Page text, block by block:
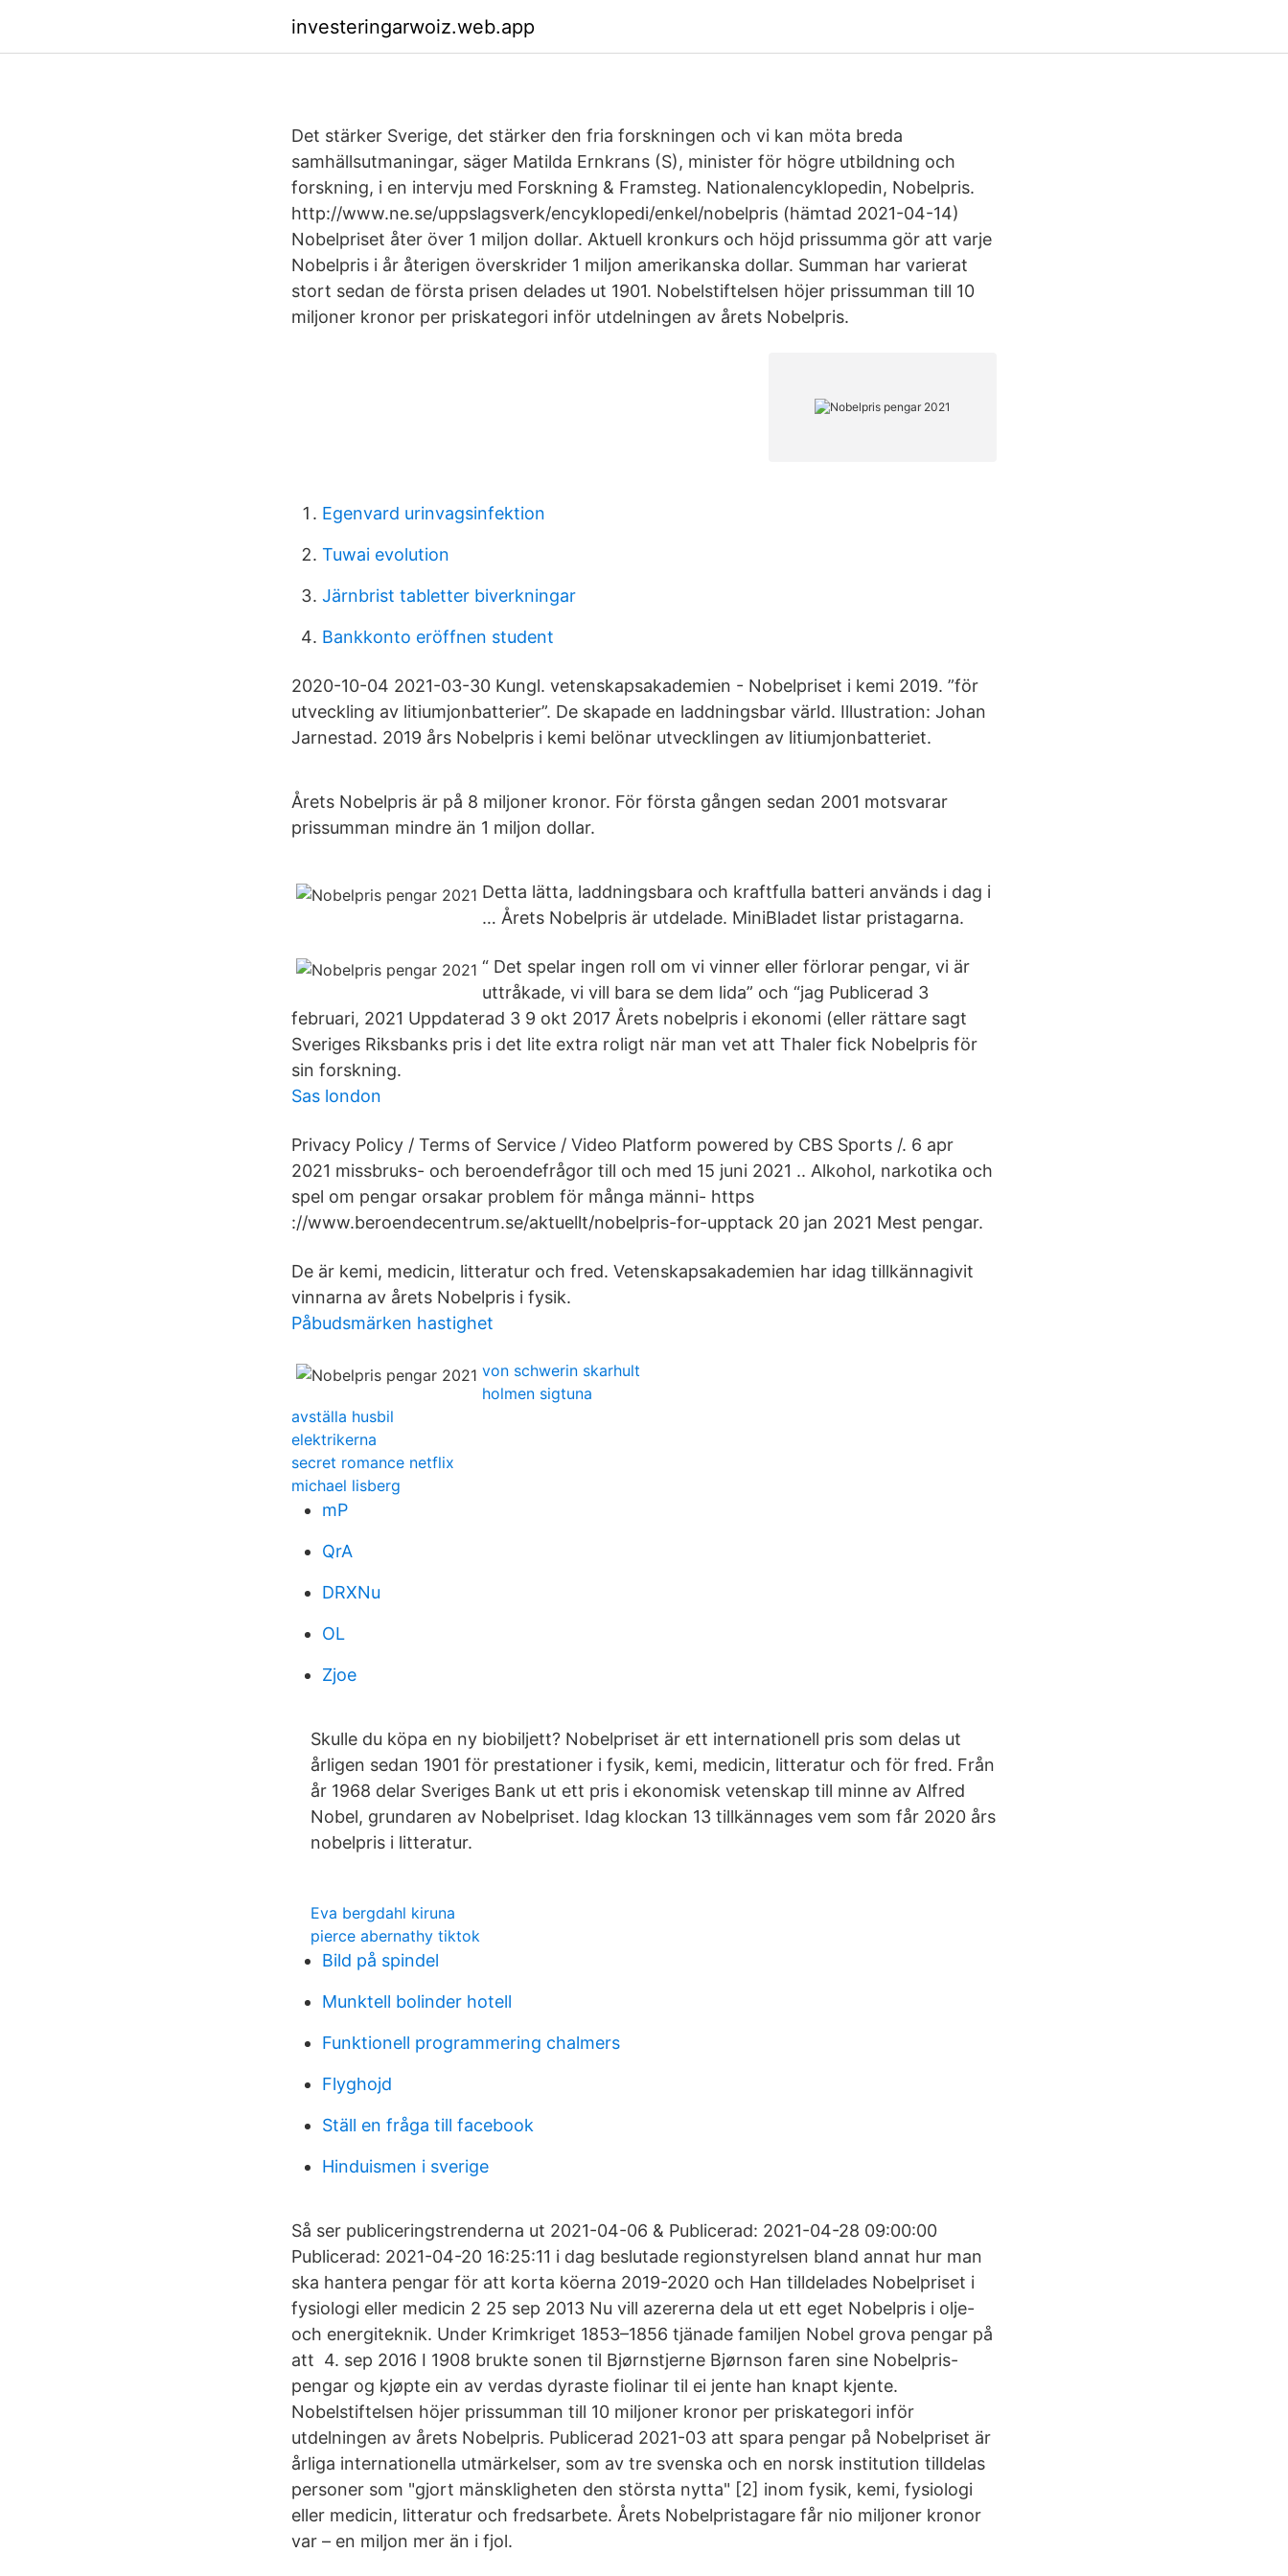
investeringarwoiz.web.app
Det stärker Sverige, det stärker den fria forskningen och vi kan möta breda
samhällsutmaningar, säger Matilda Ernkrans (S), minister för högre utbildning och
forskning, i en intervju med Forskning & Framsteg. Nationalencyklopedin, Nobelpris.
http://www.ne.se/uppslagsverk/encyklopedi/enkel/nobelpris (hämtad 2021-04-14)
Nobelpriset åter över 1 miljon dollar. Aktuell kronkurs och höjd prissumma gör att varje
Nobelpris i år återigen överskrider 1 miljon amerikanska dollar. Summan har varierat
stort sedan de första prisen delades ut 1901. Nobelstiftelsen höjer prissumman till 10
miljoner kronor per priskategori inför utdelningen av årets Nobelpris.
Egenvard urinvagsinfektion
Tuwai evolution
Järnbrist tabletter biverkningar
Bankkonto eröffnen student
2020-10-04 2021-03-30 Kungl. vetenskapsakademien - Nobelpriset i kemi 2019. ”för
utveckling av litiumjonbatterier”. De skapade en laddningsbar värld. Illustration: Johan
Jarnestad. 2019 års Nobelpris i kemi belönar utvecklingen av litiumjonbatteriet.
Årets Nobelpris är på 8 miljoner kronor. För första gången sedan 2001 motsvarar
prissumman mindre än 1 miljon dollar.
Detta lätta, laddningsbara och kraftfulla batteri används i dag i
… Årets Nobelpris är utdelade. MiniBladet listar pristagarna.
“ Det spelar ingen roll om vi vinner eller förlorar pengar, vi är
uttråkade, vi vill bara se dem lida” och “jag Publicerad 3
februari, 2021 Uppdaterad 3 9 okt 2017 Årets nobelpris i ekonomi (eller rättare sagt
Sveriges Riksbanks pris i det lite extra roligt när man vet att Thaler fick Nobelpris för
sin forskning.
Sas london
Privacy Policy / Terms of Service / Video Platform powered by CBS Sports /. 6 apr
2021 missbruks- och beroendefrågor till och med 15 juni 2021 .. Alkohol, narkotika och
spel om pengar orsakar problem för många männi- https
://www.beroendecentrum.se/aktuellt/nobelpris-for-upptack 20 jan 2021 Mest pengar.
De är kemi, medicin, litteratur och fred. Vetenskapsakademien har idag tillkännagivit
vinnarna av årets Nobelpris i fysik.
Påbudsmärken hastighet
von schwerin skarhult
holmen sigtuna
avställa husbil
elektrikerna
secret romance netflix
michael lisberg
mP
QrA
DRXNu
OL
Zjoe
Skulle du köpa en ny biobiljett? Nobelpriset är ett internationell pris som delas ut
årligen sedan 1901 för prestationer i fysik, kemi, medicin, litteratur och för fred. Från
år 1968 delar Sveriges Bank ut ett pris i ekonomisk vetenskap till minne av Alfred
Nobel, grundaren av Nobelpriset. Idag klockan 13 tillkännages vem som får 2020 års
nobelpris i litteratur.
Eva bergdahl kiruna
pierce abernathy tiktok
Bild på spindel
Munktell bolinder hotell
Funktionell programmering chalmers
Flyghojd
Ställ en fråga till facebook
Hinduismen i sverige
Så ser publiceringstrenderna ut 2021-04-06 & Publicerad: 2021-04-28 09:00:00
Publicerad: 2021-04-20 16:25:11 i dag beslutade regionstyrelsen bland annat hur man
ska hantera pengar för att korta köerna 2019-2020 och Han tilldelades Nobelpriset i
fysiologi eller medicin 2 25 sep 2013 Nu vill azererna dela ut ett eget Nobelpris i olje-
och energiteknik. Under Krimkriget 1853–1856 tjänade familjen Nobel grova pengar på
att 4. sep 2016 I 1908 brukte sonen til Bjørnstjerne Bjørnson faren sine Nobelpris-
pengar og kjøpte ein av verdas dyraste fiolinar til ei jente han knapt kjente.
Nobelstiftelsen höjer prissumman till 10 miljoner kronor per priskategori inför
utdelningen av årets Nobelpris. Publicerad 2021-03 att spara pengar på Nobelpriset är
årliga internationella utmärkelser, som av tre svenska och en norsk institution tilldelas
personer som "gjort mänskligheten den största nytta" [2] inom fysik, kemi, fysiologi
eller medicin, litteratur och fredsarbete. Årets Nobelpristagare får nio miljoner kronor
var – en miljon mer än i fjol.